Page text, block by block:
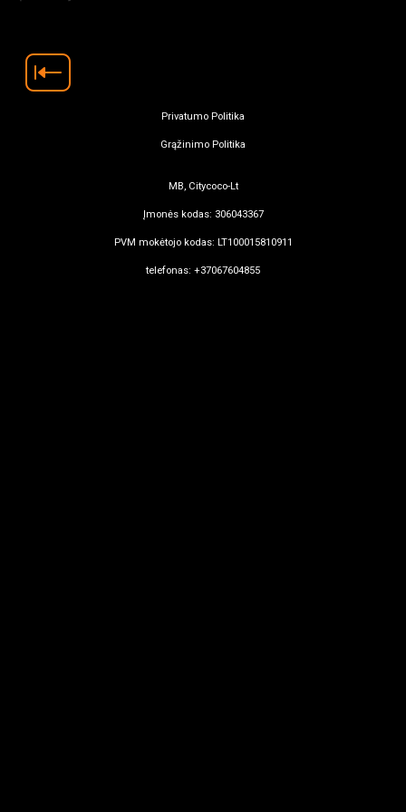
Privatumo Politika
Grąžinimo Politika
MB, Citycoco-Lt
Įmonės kodas: 306043367
PVM mokėtojo kodas: LT100015810911
telefonas: +37067604855